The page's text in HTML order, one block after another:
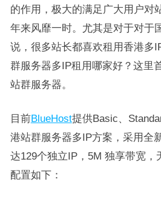
的作用，极大的满足广大用户对
年来风靡一时。尤其是对于对于
说，很多站长都喜欢租用香港多
群服务器多IP租用哪家好？这里
站群服务器。
目前BlueHost提供Basic、
港站群服务器多IP方案，采用全
达129个独立IP，5M 独享带宽，
配置如下：